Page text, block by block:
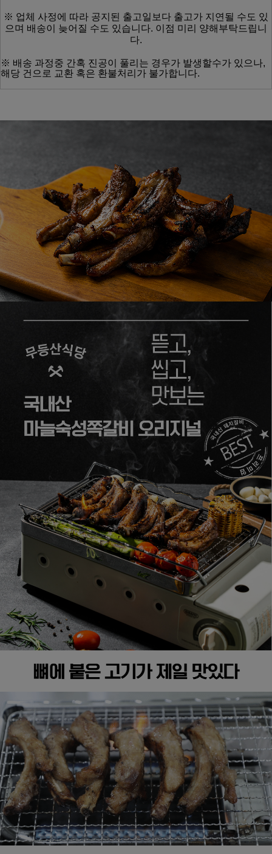
※ 업체 사정에 따라 공지된 출고일보다 출고가 지연될 수도 있
으며 배송이 늦어질 수도 있습니다. 이점 미리 양해부탁드립니
다.
※ 배송 과정중 간혹 진공이 풀리는 경우가 발생할수가 있으나,
해당 건으로 교환 혹은 환불처리가 불가합니다.